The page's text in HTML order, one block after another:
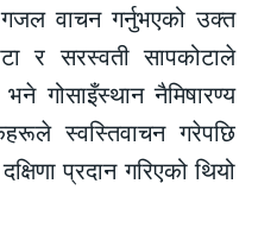
वाचन गर्नुभएको उक्त
र सरस्वती सापकोटाले
गोसाइँस्थान नैमिषारण्य
स्वस्तिवाचन गरेपछि
प्रदान गरिएको थियो